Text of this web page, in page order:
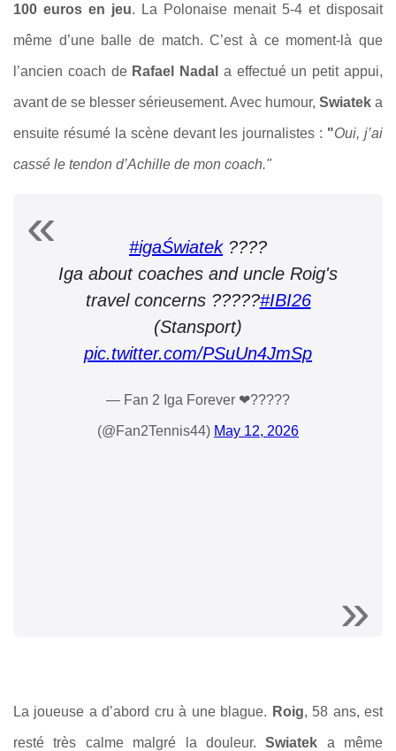
100 euros en jeu. La Polonaise menait 5-4 et disposait
même d’une balle de match. C’est à ce moment-là que
l’ancien coach de Rafael Nadal a effectué un petit appui,
avant de se blesser sérieusement. Avec humour, Swiatek a
ensuite résumé la scène devant les journalistes : "Oui, j’ai
cassé le tendon d’Achille de mon coach."
#igaŚwiatek????
Iga about coaches and uncle Roig's
travel concerns ???‍??#IBI26
(Stansport)
pic.twitter.com/PSuUn4JmSp
— Fan 2 Iga Forever ❤?????
(@Fan2Tennis44) May 12, 2026
La joueuse a d’abord cru à une blague. Roig, 58 ans, est
resté très calme malgré la douleur.Swiatek a même